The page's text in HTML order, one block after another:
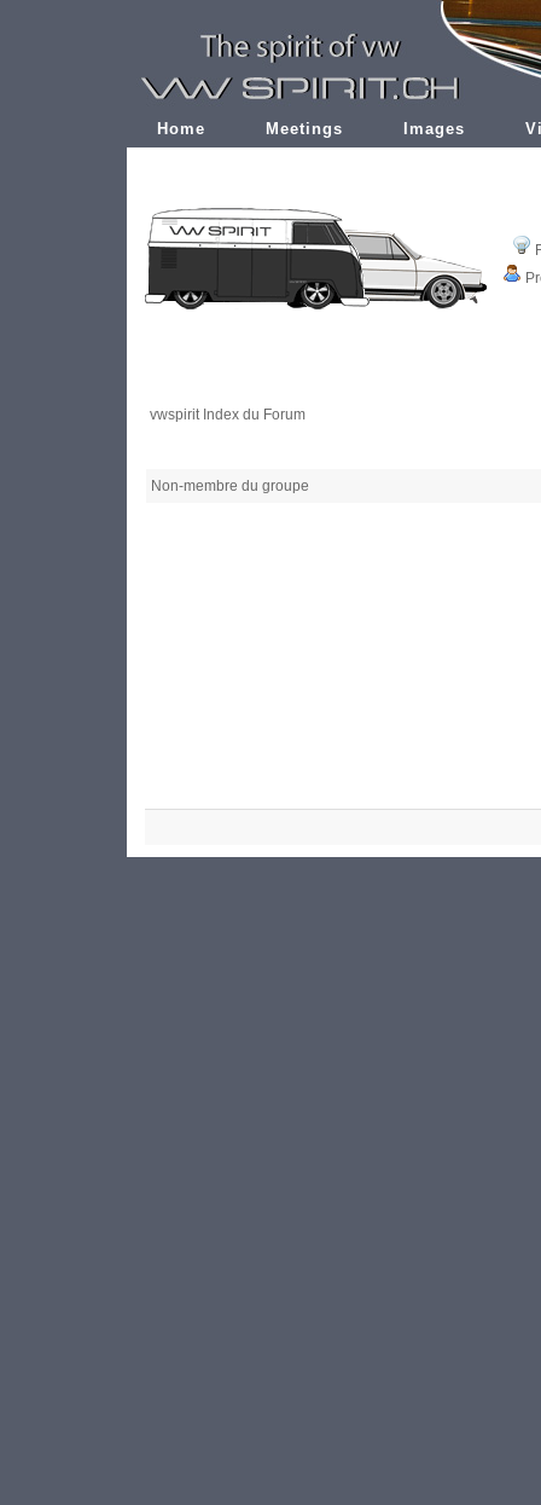
Home Meetings Images
vwspirit Index du Forum
Non-membre du groupe